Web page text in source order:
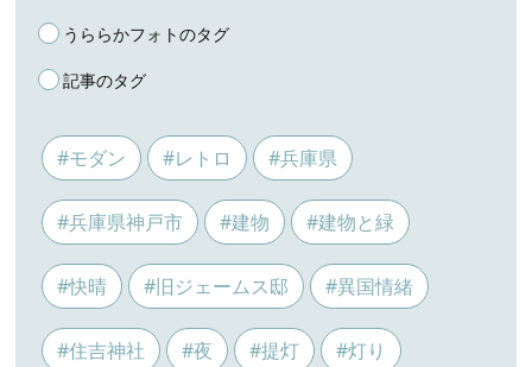
うららかフォトのタグ
記事のタグ
#モダン #レトロ #兵庫県
#兵庫県神戸市 #建物 #建物と緑
#快晴 #旧ジェームス邸 #異国情緒
#住吉神社 #夜 #提灯 #灯り